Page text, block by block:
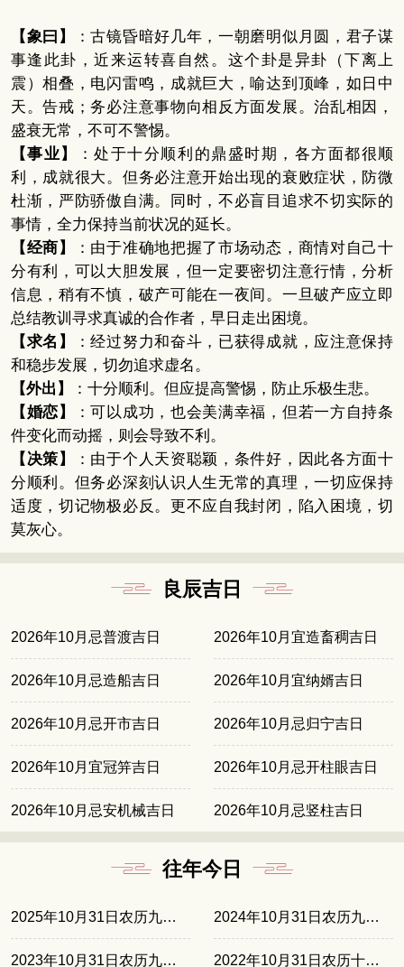
【象曰】
：古镜昏暗好几年，一朝磨明似月圆，君子谋
事逢此卦，近来运转喜自然。这个卦是异卦（下离上
震）相叠，电闪雷鸣，成就巨大，喻达到顶峰，如日中
天。告戒；务必注意事物向相反方面发展。治乱相因，
盛衰无常，不可不警惕。
【事业】
：处于十分顺利的鼎盛时期，各方面都很顺
利，成就很大。但务必注意开始出现的衰败症状，防微
杜渐，严防骄傲自满。同时，不必盲目追求不切实际的
事情，全力保持当前状况的延长。
【经商】
：由于准确地把握了市场动态，商情对自己十
分有利，可以大胆发展，但一定要密切注意行情，分析
信息，稍有不慎，破产可能在一夜间。一旦破产应立即
总结教训寻求真诚的合作者，早日走出困境。
【求名】
：经过努力和奋斗，已获得成就，应注意保持
和稳步发展，切勿追求虚名。
【外出】
：十分顺利。但应提高警惕，防止乐极生悲。
【婚恋】
：可以成功，也会美满幸福，但若一方自持条
件变化而动摇，则会导致不利。
【决策】
：由于个人天资聪颖，条件好，因此各方面十
分顺利。但务必深刻认识人生无常的真理，一切应保持
适度，切记物极必反。更不应自我封闭，陷入困境，切
莫灰心。
良辰吉日
2026年10月忌普渡吉日 2026年10月宜造畜稠吉日
2026年10月忌造船吉日 2026年10月宜纳婿吉日
2026年10月忌开市吉日 2026年10月忌归宁吉日
2026年10月宜冠笄吉日 2026年10月忌开柱眼吉日
2026年10月忌安机械吉日 2026年10月忌竖柱吉日
往年今日
2025年10月31日农历九月十一 2024年10月31日农历九月廿九
2023年10月31日农历九月十七 2022年10月31日农历十月初七